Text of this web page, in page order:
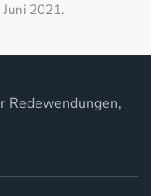
2021.
Redewendungen,